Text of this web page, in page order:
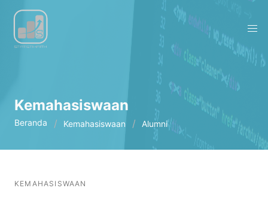
Kemahasiswaan
Beranda Kemahasiswaan Alumni
KEMAHASISWAAN